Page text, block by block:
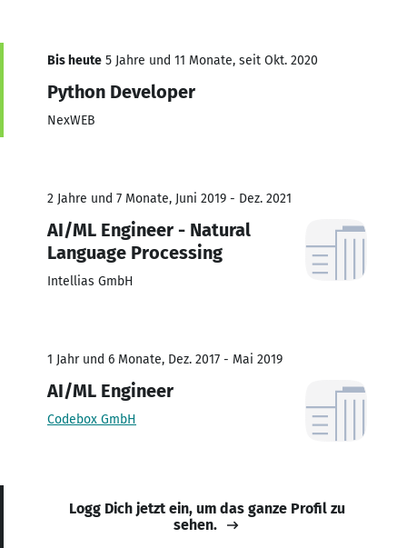
Bis heute 5 Jahre und 11 Monate, seit Okt. 2020
Python Developer
NexWEB
2 Jahre und 7 Monate, Juni 2019 - Dez. 2021
AI/ML Engineer - Natural
Language Processing
Intellias GmbH
1 Jahr und 6 Monate, Dez. 2017 - Mai 2019
AI/ML Engineer
Codebox GmbH
Logg Dich jetzt ein, um das ganze Profil zu
sehen.